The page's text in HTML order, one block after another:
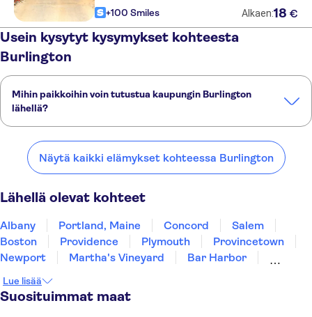
+100 Smiles Alkaen:18 €
Usein kysytyt kysymykset kohteesta
Burlington
Mihin paikkoihin voin tutustua kaupungin Burlington
lähellä?
lähellä:
Albany Portland, Maine Concord
Näytä kaikki elämykset kohteessa Burlington
Lähellä olevat kohteet
Albany Portland, Maine Concord
Salem
Boston
Providence Plymouth
Provincetown
Newport
Martha's Vineyard
Bar Harbor
Lue lisää
Suosituimmat maat